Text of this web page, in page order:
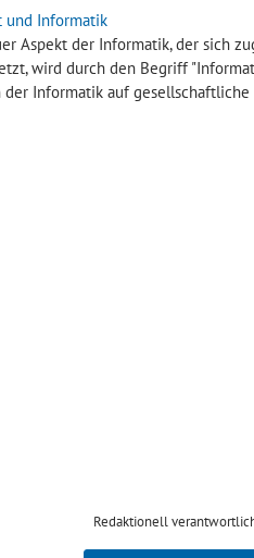
und Informatik
Aspekt der Informatik, der sich
wird durch den Begriff
der Informatik auf
Redaktionell